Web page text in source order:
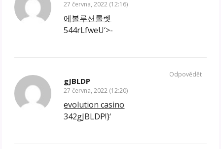
27 června, 2022 (12:16)
에볼루션롤렛
544rLfweU‘>-
gJBLDP
27 června, 2022 (12:20)
evolution casino
342gJBLDP!}‘
Odpovědět